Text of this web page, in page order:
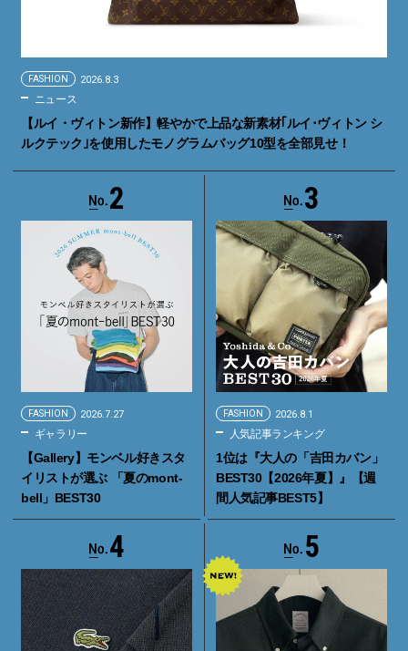
FASHION 2026.8.3
ニュース
【ルイ・ヴィトン新作】軽やかで上品な新素材｢ルイ･ヴィトン シ
ルクテック｣を使用したモノグラムバッグ10型を全部見せ！
2
FASHION 2026.7.27
ギャラリー
【Gallery】モンベル好きスタ
イリストが選ぶ 「夏のmont-
bell」BEST30
3
FASHION 2026.8.1
人気記事ランキング
1位は『大人の「吉田カバン」
BEST30【2026年夏】』【週
間人気記事BEST5】
4 5